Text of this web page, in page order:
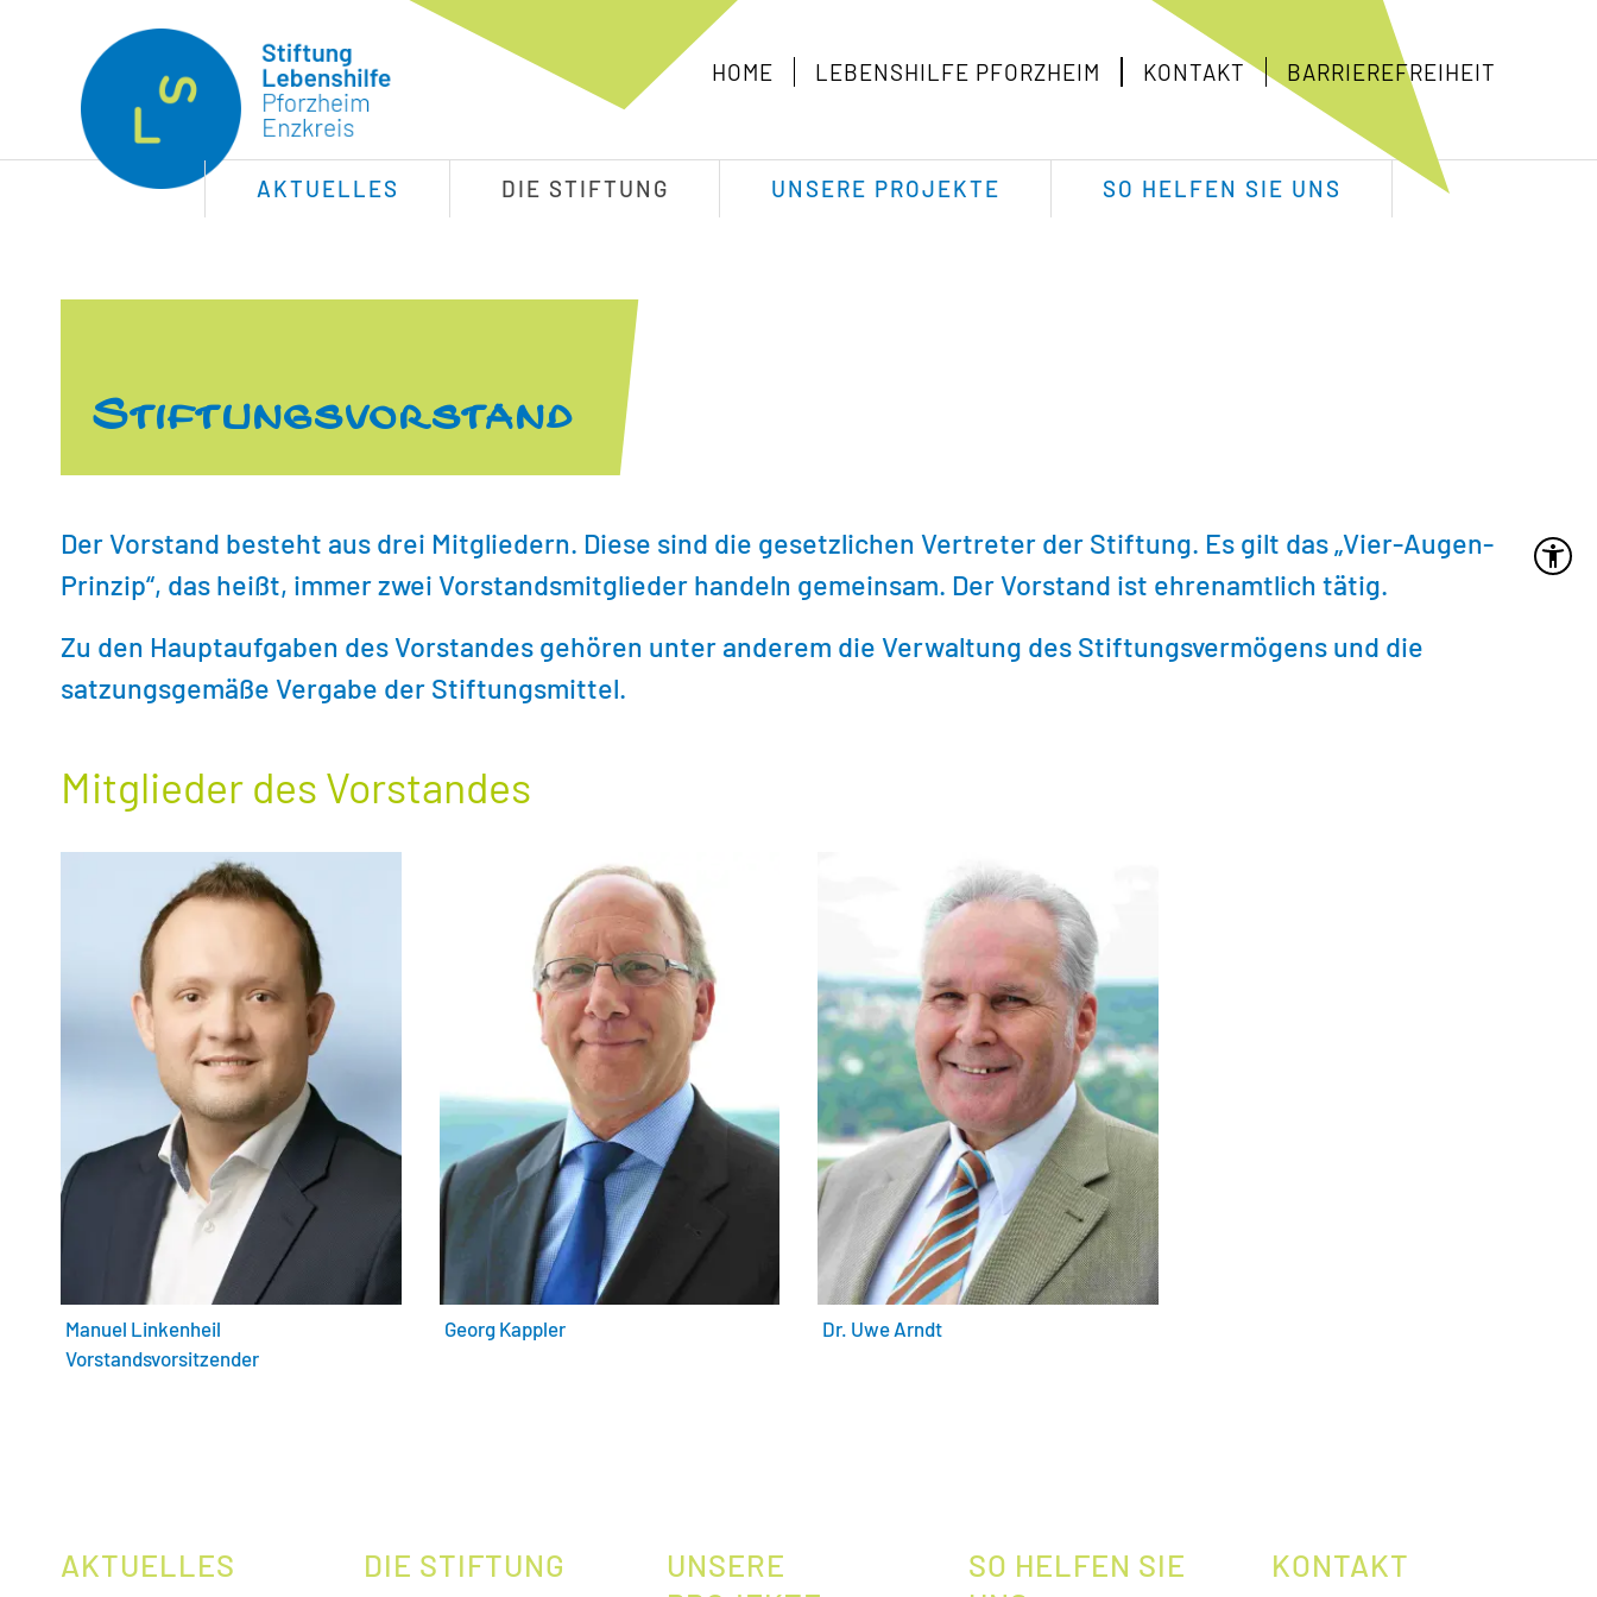
HOME LEBENSHILFE PFORZHEIM KONTAKT BARRIEREFREIHEIT
AKTUELLES DIE STIFTUNG UNSERE PROJEKTE SO HELFEN SIE UNS
Stiftungsvorstand
Der Vorstand besteht aus drei Mitgliedern. Diese sind die gesetzlichen Vertreter der Stiftung. Es gilt das „Vier-Augen-
Prinzip“, das heißt, immer zwei Vorstandsmitglieder handeln gemeinsam. Der Vorstand ist ehrenamtlich tätig.
Zu den Hauptaufgaben des Vorstandes gehören unter anderem die Verwaltung des Stiftungsvermögens und die
satzungsgemäße Vergabe der Stiftungsmittel.
Mitglieder des Vorstandes
Manuel Linkenheil
Vorstandsvorsitzender
Georg Kappler Dr. Uwe Arndt
AKTUELLES DIE STIFTUNG
UNSERE
SO HELFEN SIE
KONTAKT